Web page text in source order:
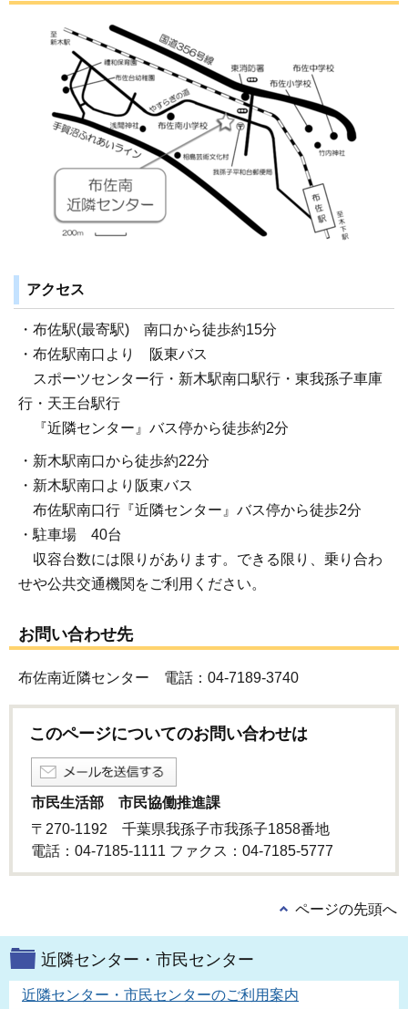
アクセス
・布佐駅(最寄駅) 南口から徒歩約15分
・布佐駅南口より 阪東バス
スポーツセンター行・新木駅南口駅行・東我孫子車庫
行・天王台駅行
『近隣センター』バス停から徒歩約2分
・新木駅南口から徒歩約22分
・新木駅南口より阪東バス
布佐駅南口行『近隣センター』バス停から徒歩2分
・駐車場 40台
収容台数には限りがあります。できる限り、乗り合わ
せや公共交通機関をご利用ください。
お問い合わせ先
布佐南近隣センター 電話：04-7189-3740
このページについてのお問い合わせは
市民生活部 市民協働推進課
〒270-1192 千葉県我孫子市我孫子1858番地
電話：04-7185-1111 ファクス：04-7185-5777
ページの先頭へ
近隣センター・市民センター
近隣センター・市民センターのご利用案内